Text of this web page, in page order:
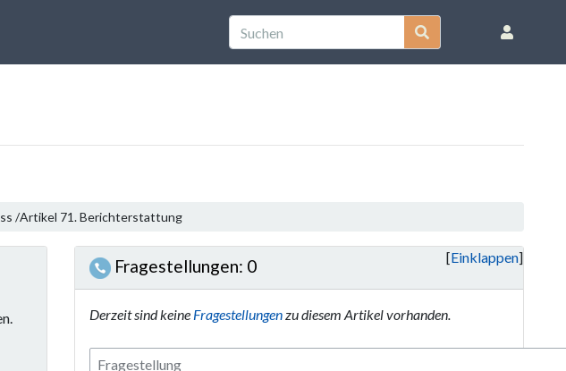
/Artikel 71. Berichterstattung
Einklappen
Fragestellungen: 0
Derzeit sind keine Fragestellungenzu diesem Artikel vorhanden.